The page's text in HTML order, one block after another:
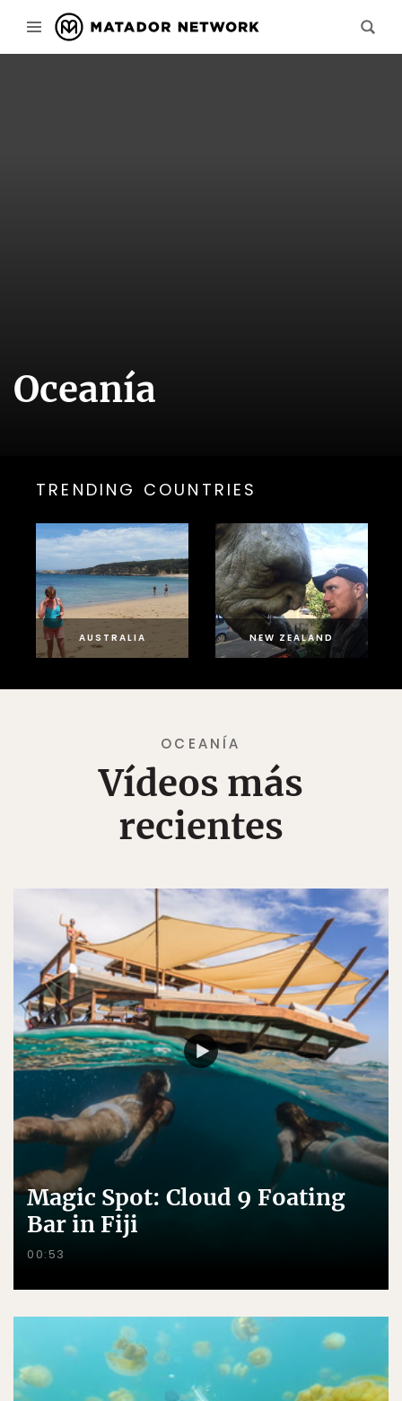
Oceanía
TRENDING COUNTRIES
AUSTRALIA NEW ZEALAND
OCEANÍA
Vídeos más
recientes
Magic Spot: Cloud 9 Foating
Bar in Fiji
00:53